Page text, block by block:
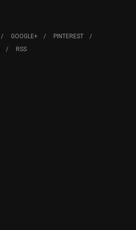
GOOGLE+
PINTEREST
RSS